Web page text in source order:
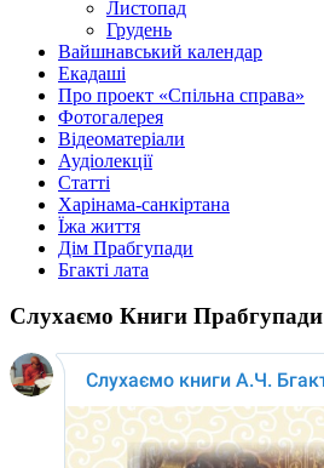
Листопад
Грудень
Вайшнавський календар
Екадаші
Про проект «Спільна справа»
Фотогалерея
Відеоматеріали
Аудіолекції
Статті
Харінама-санкіртана
Їжа життя
Дім Прабгупади
Бгакті лата
Слухаємо Книги Прабгупади